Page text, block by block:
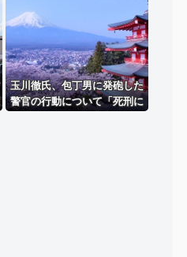
玉川徹氏、包丁男に発砲した
警官の行動について「死刑に